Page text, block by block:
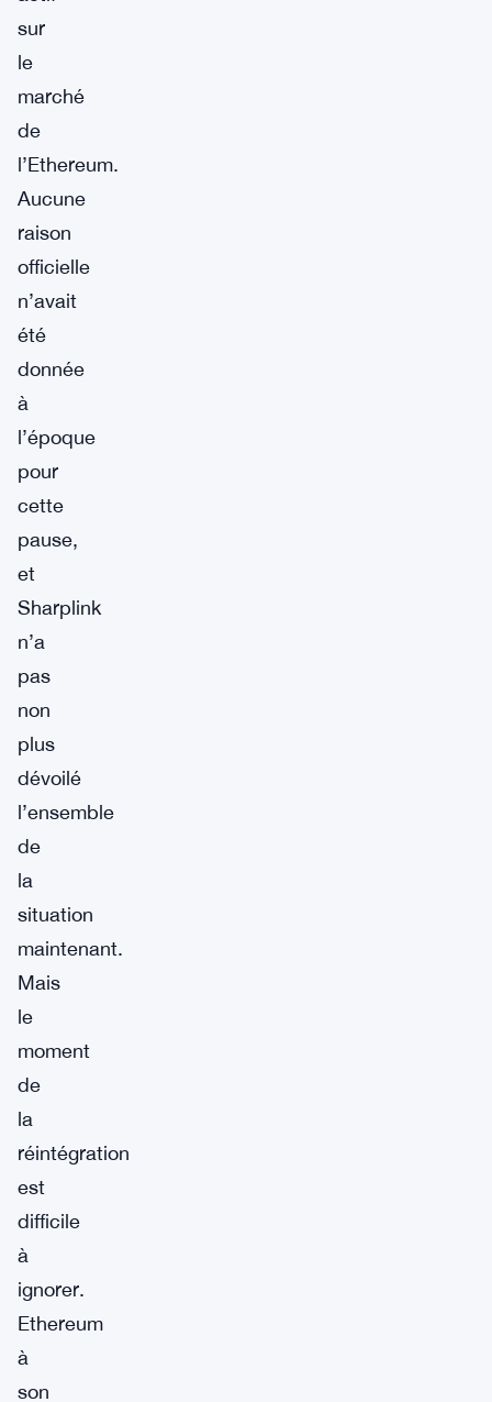
sur
le
marché
de
l’Ethereum.
Aucune
raison
officielle
n’avait
été
donnée
à
l’époque
pour
cette
pause,
et
Sharplink
n’a
pas
non
plus
dévoilé
l’ensemble
de
la
situation
maintenant.
Mais
le
moment
de
la
réintégration
est
difficile
à
ignorer.
Ethereum
à
son